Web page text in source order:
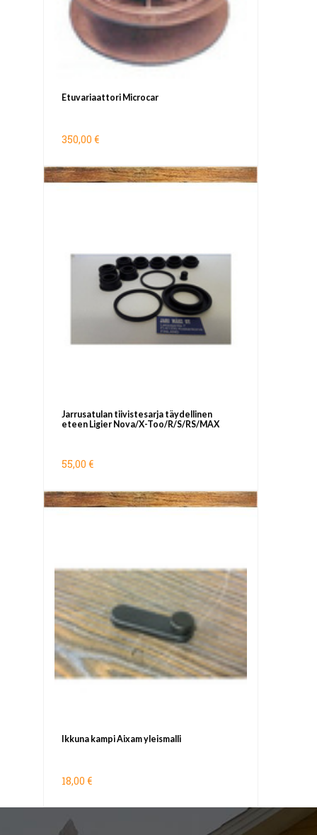
Etuvariaattori Microcar
350,00 €
Jarrusatulan tiivistesarja täydellinen
eteen Ligier Nova/X-Too/R/S/RS/MAX
55,00 €
Ikkuna kampi Aixam yleismalli
18,00 €